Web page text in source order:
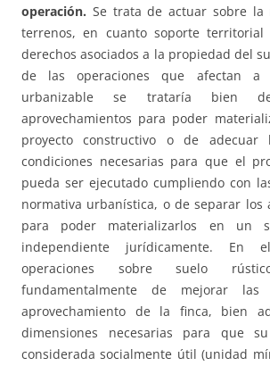
operación. Se trata de actuar sobre la
terrenos, en cuanto soporte territorial
derechos asociados a la propiedad del
de las operaciones que afectan a
urbanizable se trataría bien
aprovechamientos para poder
proyecto constructivo o de
condiciones necesarias para que el
pueda ser ejecutado cumpliendo con
normativa urbanística, o de separar los
para poder materializarlos en un
independiente jurídicamente.
operaciones sobre suelo
fundamentalmente de mejorar las
aprovechamiento de la finca, bien
dimensiones necesarias para que
considerada socialmente útil (unidad